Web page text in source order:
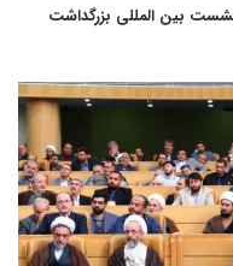
بین المللی بزرگداشت